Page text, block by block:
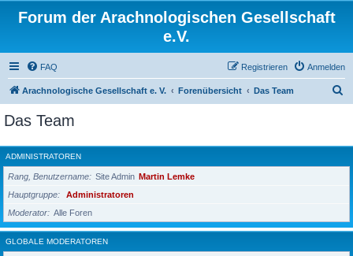
Forum der Arachnologischen Gesellschaft
e.V.
FAQ Anmelden
Registrieren
Arachnologische Gesellschaft e. V. Forenübersicht Das Team
h
e
Das Team
ADMINISTRATOREN
Rang, Benutzername Site Admin Martin Lemke
Hauptgruppe
Administratoren
Moderator
Alle Foren
GLOBALE MODERATOREN